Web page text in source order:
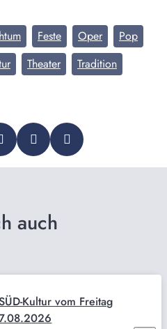
Feste Oper
Pop
Theater
Tradition
auch
Kultur vom Freitag